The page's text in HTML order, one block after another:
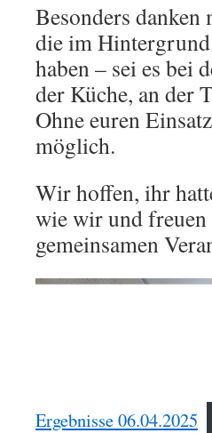
Besonders
die im
haben – sei es bei
der Küche, an der
Ohne euren
möglich.
Wir hoffen, ihr
wie wir und freuen
gemeinsamen
Ergebnisse 06.04.2025